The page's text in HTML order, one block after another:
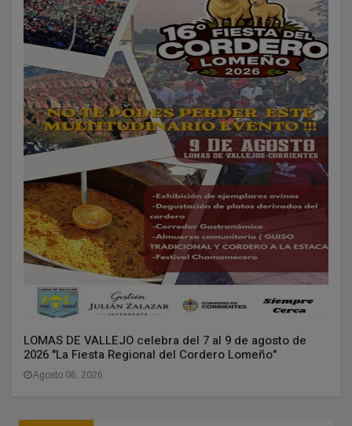
LOMAS DE VALLEJO celebra del 7 al 9 de agosto de
2026 "La Fiesta Regional del Cordero Lomeño"
Agosto 06, 2026